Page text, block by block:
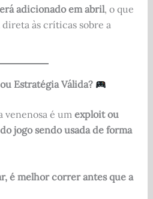
adicionado em abril, o que
às críticas sobre a
Estratégia Válida?
venenosa é um exploit ou
jogo sendo usada de forma
é melhor correr antes que a